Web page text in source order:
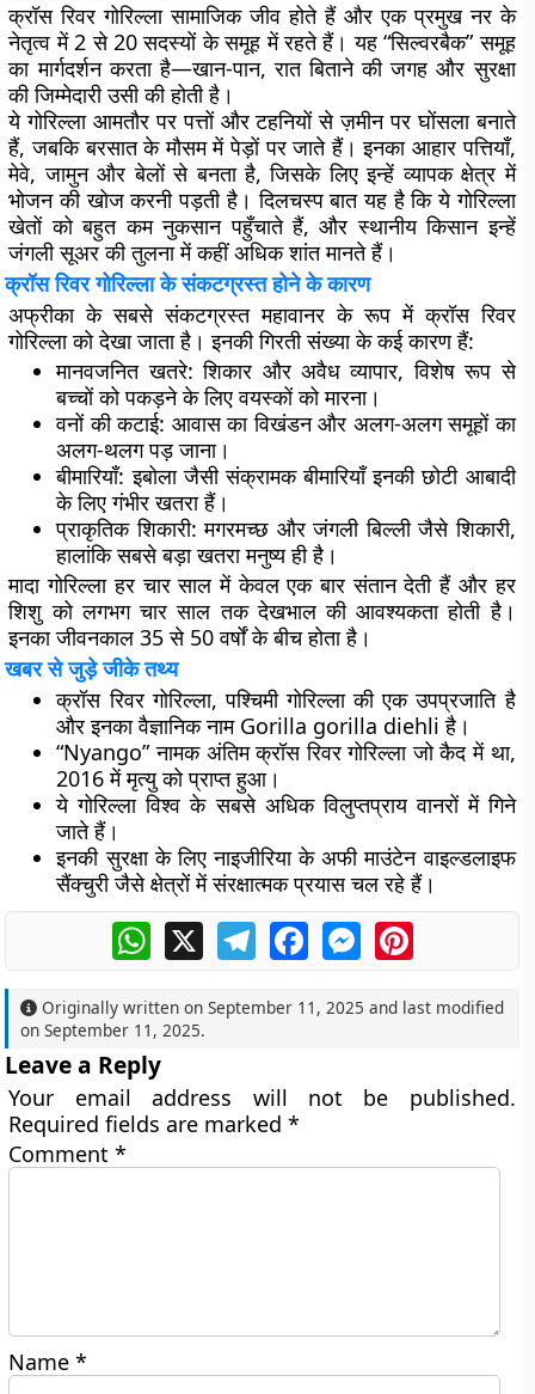
क्रॉस रिवर गोरिल्ला सामाजिक जीव होते हैं और एक प्रमुख नर के
नेतृत्व में 2 से 20 सदस्यों के समूह में रहते हैं। यह “सिल्वरबैक” समूह
का मार्गदर्शन करता है—खान-पान, रात बिताने की जगह और सुरक्षा
की जिम्मेदारी उसी की होती है।
ये गोरिल्ला आमतौर पर पत्तों और टहनियों से ज़मीन पर घोंसला बनाते
हैं, जबकि बरसात के मौसम में पेड़ों पर जाते हैं। इनका आहार पत्तियाँ,
मेवे, जामुन और बेलों से बनता है, जिसके लिए इन्हें व्यापक क्षेत्र में
भोजन की खोज करनी पड़ती है। दिलचस्प बात यह है कि ये गोरिल्ला
खेतों को बहुत कम नुकसान पहुँचाते हैं, और स्थानीय किसान इन्हें
जंगली सूअर की तुलना में कहीं अधिक शांत मानते हैं।
क्रॉस रिवर गोरिल्ला के संकटग्रस्त होने के कारण
अफ्रीका के सबसे संकटग्रस्त महावानर के रूप में क्रॉस रिवर
गोरिल्ला को देखा जाता है। इनकी गिरती संख्या के कई कारण हैं:
मानवजनित खतरे: शिकार और अवैध व्यापार, विशेष रूप से
बच्चों को पकड़ने के लिए वयस्कों को मारना।
वनों की कटाई: आवास का विखंडन और अलग-अलग समूहों का
अलग-थलग पड़ जाना।
बीमारियाँ: इबोला जैसी संक्रामक बीमारियाँ इनकी छोटी आबादी
के लिए गंभीर खतरा हैं।
प्राकृतिक शिकारी: मगरमच्छ और जंगली बिल्ली जैसे शिकारी,
हालांकि सबसे बड़ा खतरा मनुष्य ही है।
मादा गोरिल्ला हर चार साल में केवल एक बार संतान देती हैं और हर
शिशु को लगभग चार साल तक देखभाल की आवश्यकता होती है।
इनका जीवनकाल 35 से 50 वर्षों के बीच होता है।
खबर से जुड़े जीके तथ्य
क्रॉस रिवर गोरिल्ला, पश्चिमी गोरिल्ला की एक उपप्रजाति है
और इनका वैज्ञानिक नाम Gorilla gorilla diehli है।
“Nyango” नामक अंतिम क्रॉस रिवर गोरिल्ला जो कैद में था,
2016 में मृत्यु को प्राप्त हुआ।
ये गोरिल्ला विश्व के सबसे अधिक विलुप्तप्राय वानरों में गिने
जाते हैं।
इनकी सुरक्षा के लिए नाइजीरिया के अफी माउंटेन वाइल्डलाइफ
सैंक्चुरी जैसे क्षेत्रों में संरक्षात्मक प्रयास चल रहे हैं।
WhatsApp
X TelegramFacebookMessengerPinterest
Originally written onSeptember 11, 2025 and last modified
onSeptember 11, 2025.
Leave a Reply
Your email address will not be published.
Required fields are marked*
Comment*
Name*